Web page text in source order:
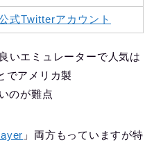
式Twitterアカウント
いエミュレーターで人気は
でアメリカ製
のが難点
」両方もっていますが特